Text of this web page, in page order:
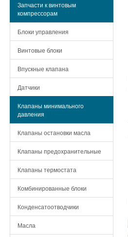
Запчасти к винтовым
компрессорам
Блоки управления
Винтовые блоки
Впускные клапана
Датчики
Клапаны минимального
давления
Клапаны остановки масла
Клапаны предохранительные
Клапаны термостата
Комбинированные блоки
Конденсатоотводчики
Масла